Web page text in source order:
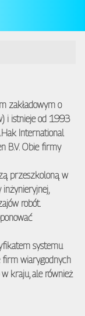
zakładowym o
i istnieje od 1993
International
B.V. Obie firmy
przeszkoloną w
robót.
systemu
firm wiarygodnych
kraju, ale również